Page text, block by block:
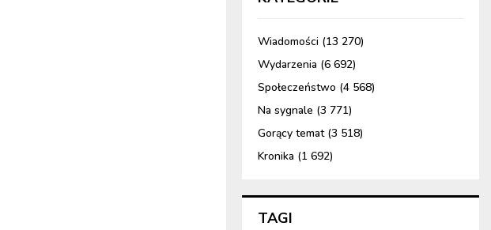
Wiadomości (13 270)
Wydarzenia (6 692)
Społeczeństwo (4 568)
Na sygnale (3 771)
Gorący temat(3 518)
Kronika (1 692)
TAGI